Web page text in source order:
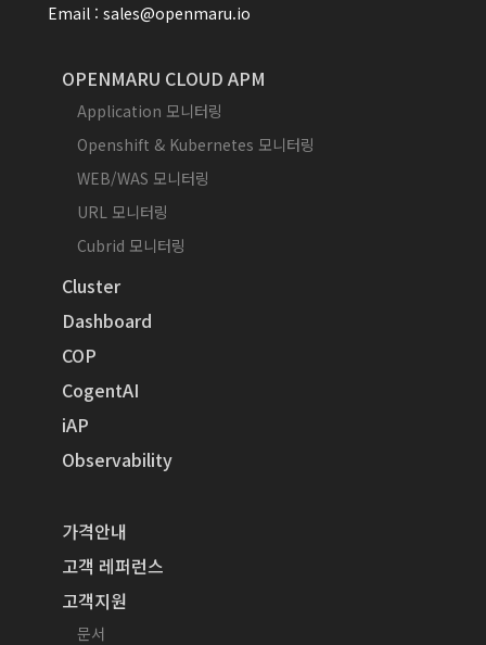
Email : sales@openmaru.io
OPENMARU CLOUD APM
Application 모니터링
Openshift & Kubernetes 모니터링
WEB/WAS 모니터링
URL 모니터링
Cubrid 모니터링
Cluster
Dashboard
COP
CogentAI
iAP
Observability
가격안내
고객 레퍼런스
고객지원
문서